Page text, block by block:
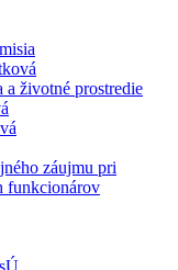
a životné prostredie
záujmu pri
funkcionárov